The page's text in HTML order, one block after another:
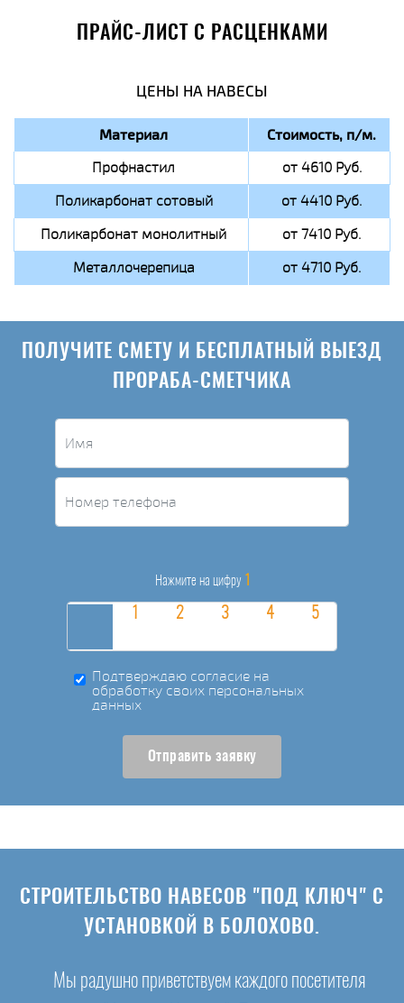
ПРАЙС-ЛИСТ С РАСЦЕНКАМИ
ЦЕНЫ НА НАВЕСЫ
Материал Стоимость, п/м.
Профнастил
от 4610 Руб.
Поликарбонат сотовый
от 4410 Руб.
Поликарбонат монолитный
от 7410 Руб.
Металлочерепица
от 4710 Руб.
ПОЛУЧИТЕ СМЕТУ И БЕСПЛАТНЫЙ ВЫЕЗД
ПРОРАБА-СМЕТЧИКА
Нажмите на цифру 1
Подтверждаю согласие на
обработку своих персональных
данных
Отправить заявку
СТРОИТЕЛЬСТВО НАВЕСОВ "ПОД КЛЮЧ" С
УСТАНОВКОЙ В БОЛОХОВО.
Мы радушно приветствуем каждого посетителя